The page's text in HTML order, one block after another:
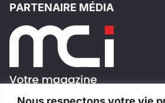
PARTENAIRE MÉDIA